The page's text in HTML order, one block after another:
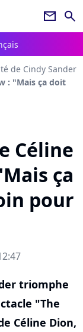
newsletter search
de Cindy Sander
: "Mais ça doit
Céline
ça
pour
triomphe
"The
Céline Dion,